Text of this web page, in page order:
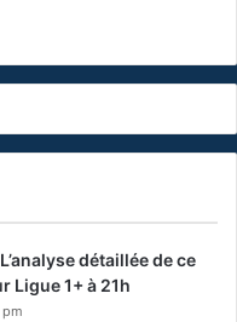
détaillée de ce
Ligue 1+ à 21h